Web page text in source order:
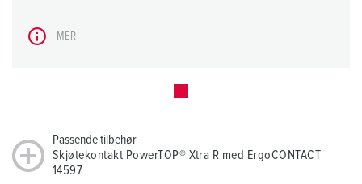
MER
Passende tilbehør
Skjøtekontakt PowerTOP® Xtra R med ErgoCONTACT
14597